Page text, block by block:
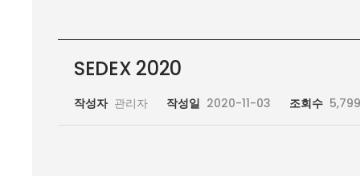
SEDEX 2020
작성자 관리자 작성일 2020-11-03 조회수 5,799